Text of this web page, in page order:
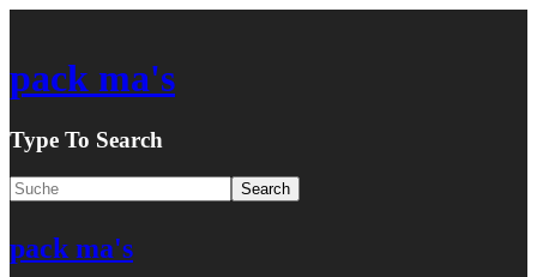
pack ma's
Type To Search
pack ma's